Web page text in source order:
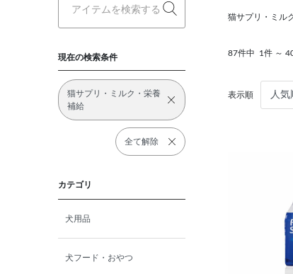
現在の検索条件
猫サプリ・ミルク・栄養
補給
全て解除
カテゴリ
犬用品
犬フード・おやつ
猫サプリ・ミル
87件中 1件 ～
表示順